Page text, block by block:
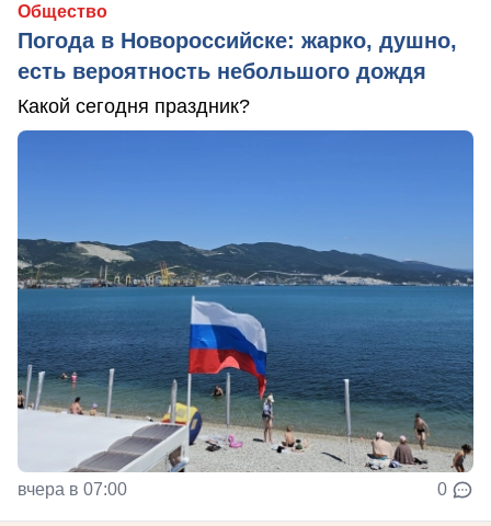
Общество
Погода в Новороссийске: жарко, душно,
есть вероятность небольшого дождя
Какой сегодня праздник?
вчера в 07:00 0